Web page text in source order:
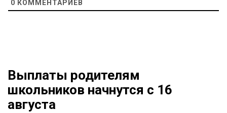
0 КОММЕНТАРИЕВ
Выплаты родителям
школьников начнутся с 16
августа